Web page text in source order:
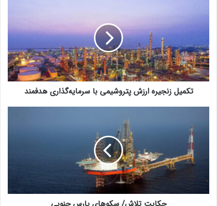
تکمیل زنجیره ارزش پتروشیمی با سرمایه‌گذاری هدفمند
حکایت تلاش/ سکوهای پارس جنوبی